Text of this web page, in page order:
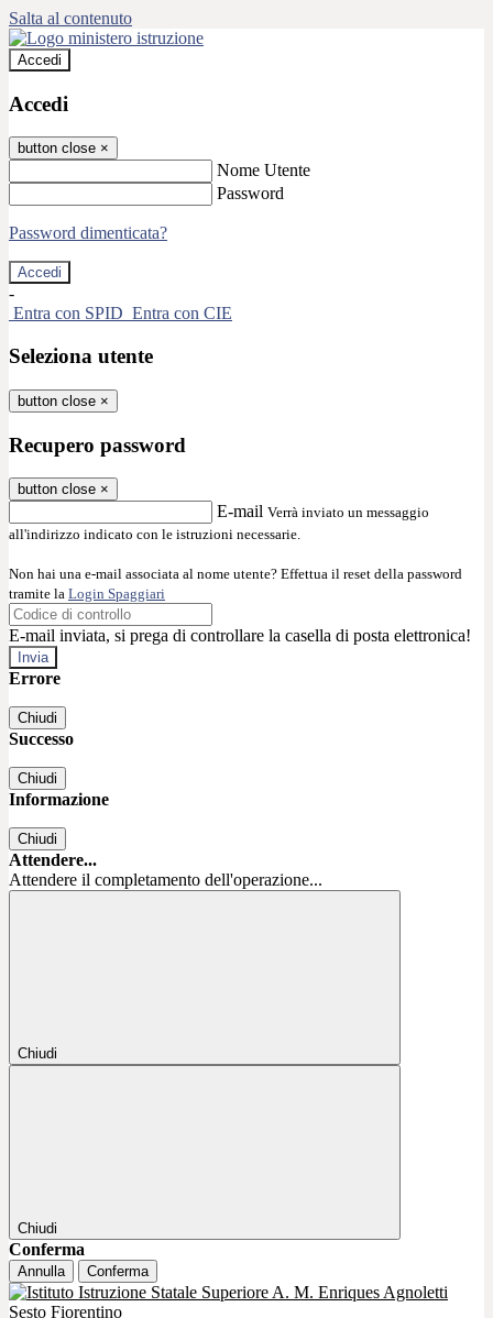
Salta al contenuto
Accedi
Accedi
button close ×
Nome Utente
Password
Password dimenticata?
-
Entra con SPID Entra con CIE
Seleziona utente
button close ×
Recupero password
button close ×
E-mail Verrà inviato un messaggio
all'indirizzo indicato con le istruzioni necessarie.
Non hai una e-mail associata al nome utente? Effettua il reset della password
tramite la Login Spaggiari
E-mail inviata, si prega di controllare la casella di posta elettronica!
Errore
Chiudi
Successo
Chiudi
Informazione
Chiudi
Attendere...
Attendere il completamento dell'operazione...
Chiudi
Chiudi
Conferma
Annulla Conferma